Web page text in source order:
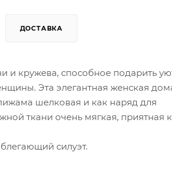
ДОСТАВКА
и кружева, способное подарить
Эта элегантная женская
шелковая и как наряд для
ткани очень мягкая, приятная к
силуэт.